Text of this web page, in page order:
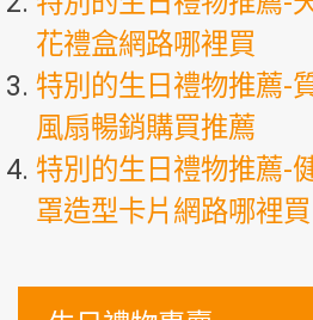
花禮盒網路哪裡買
特別的生日禮物推薦-
風扇暢銷購買推薦
特別的生日禮物推薦-
罩造型卡片網路哪裡買